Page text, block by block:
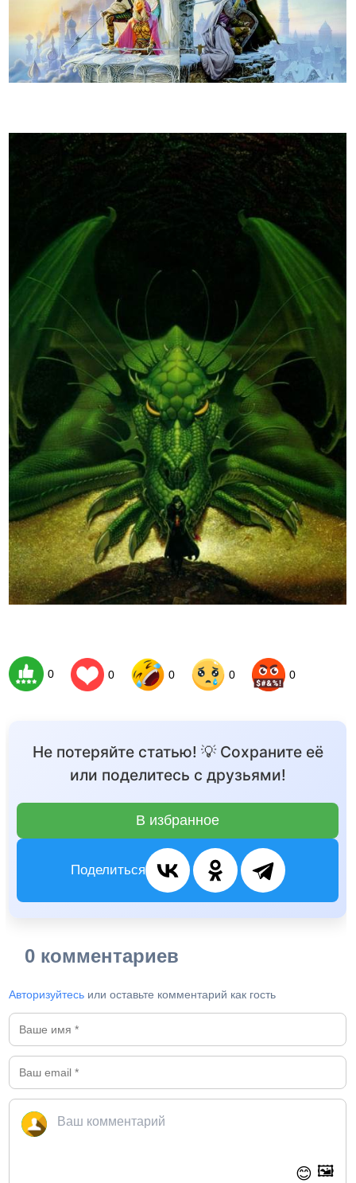
0 0 0 0 0
Не потеряйте статью! 💡 Сохраните её
или поделитесь с друзьями!
В избранное
Поделиться
0 комментариев
Авторизуйтесь или оставьте комментарий как гость
😊 🖼️